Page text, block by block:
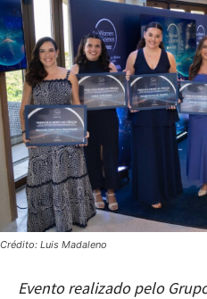
Crédito: Luis Madaleno
Evento realizado pelo